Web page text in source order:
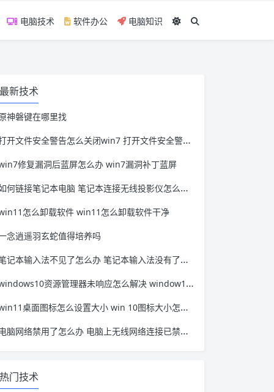
电脑技术 软件办公 电脑知识
最新技术
神磐键在哪里找
开文件安全警告怎么关闭win7 打开文件安全警告怎么关闭win11
修复漏洞后蓝屏怎么办 win7漏洞补丁蓝屏
何链接笔记本电脑 笔记本连接无线投影仪怎么连接
怎么卸载软件 win11怎么卸载软件干净
念逍遥羽玄蛇值得培养吗
记本输入法不见了怎么办 笔记本输入法没有了怎么办
资源管理器未响应怎么解决 window10资源管理器无响应
桌面图标怎么设置大小 win 10图标大小怎么设置
脑网络禁用了怎么办 电脑上无线网络连接已禁用怎么办
热门技术